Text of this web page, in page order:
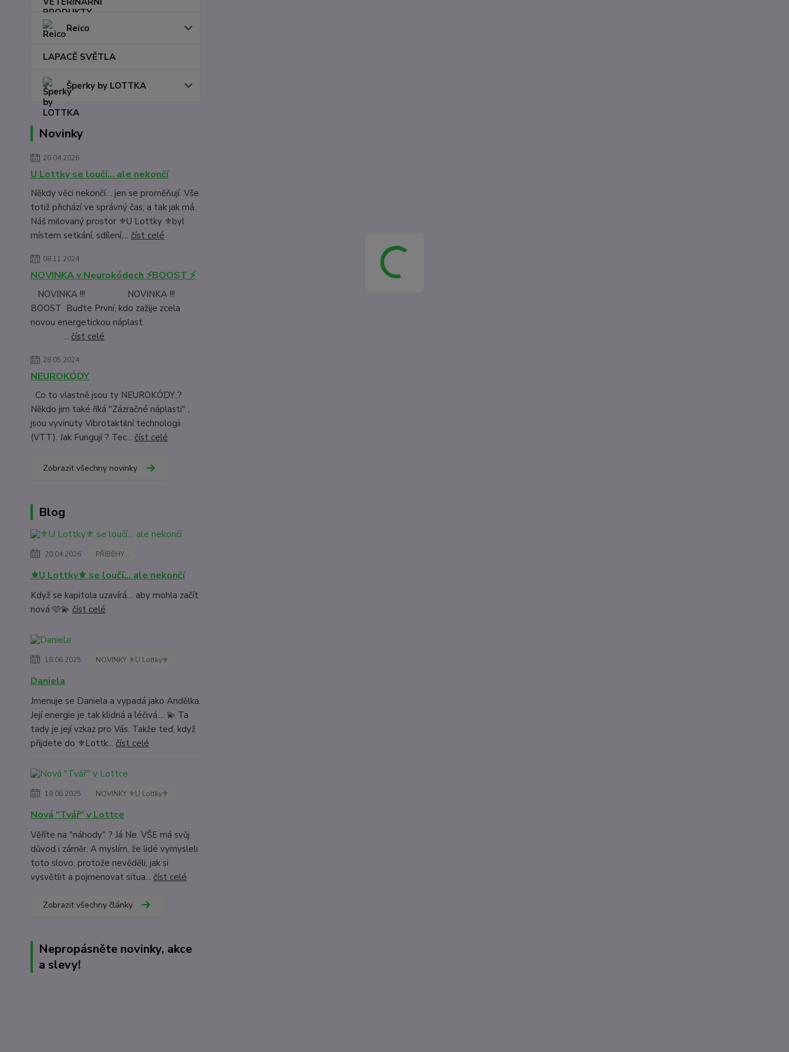
Reico
LAPACĚ SVĚTLA
Šperky by LOTTKA
Novinky
20.04.2026
U Lottky se loučí… ale nekončí
Někdy věci nekončí… jen se proměňují. Vše
totiž přichází ve správný čas, a tak jak má.
Náš milovaný prostor ⚜️U Lottky ⚜️byl
místem setkání, sdílení,... číst celé
08.11.2024
NOVINKA v Neurokódech ⚡BOOST ⚡
NOVINKA !!! NOVINKA !!!
BOOST Buďte První, kdo zažije zcela
novou energetickou náplast.
... číst celé
28.05.2024
NEUROKÓDY
Co to vlastně jsou ty NEUROKÓDY..?
Někdo jim také říká "Zázračné náplasti" ,
jsou vyvinuty Vibrotaktilní technologii
(VTT). Jak Fungují ? Tec... číst celé
Zobrazit všechny novinky
Blog
20.04.2026 PŘÍBĚHY...
⚜️U Lottky⚜️ se loučí… ale nekončí
Když se kapitola uzavírá… aby mohla začít
nová 🩷💫 číst celé
18.06.2025 NOVINKY ⚜️U Lottky⚜️
Daniela
Jmenuje se Daniela a vypadá jako Andělka.
Její energie je tak klidná a léčivá.... 💫 Ta
tady je její vzkaz pro Vás. Takže teď, když
přijdete do ⚜️Lottk... číst celé
18.06.2025 NOVINKY ⚜️U Lottky⚜️
Nová "Tvář" v Lottce
Věříte na "náhody" ? Já Ne. VŠE má svůj
důvod i záměr. A myslím, že lidé vymysleli
toto slovo, protože nevěděli, jak si
vysvětlit a pojmenovat situa... číst celé
Zobrazit všechny články
Nepropásněte novinky, akce
a slevy!